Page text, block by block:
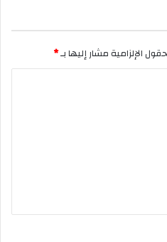
الإلزامية مشار إليها بـ*